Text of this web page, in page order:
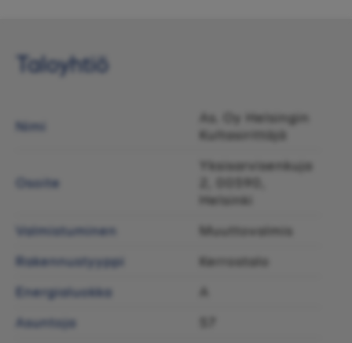
Taloyhtiö
Nimi
As. Oy Helsingin
Kultasirittäjä
Osoite
Yksisarvisenkuja
2, 00590,
Helsinki
Valmistuminen
Muuttovalmis
Rakennustyyppi
Kerrostalo
Energialuokka
A
Asuntoja